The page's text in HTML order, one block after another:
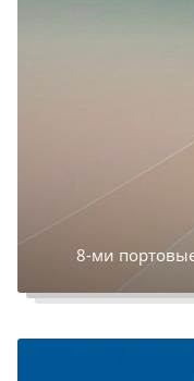
8-ми